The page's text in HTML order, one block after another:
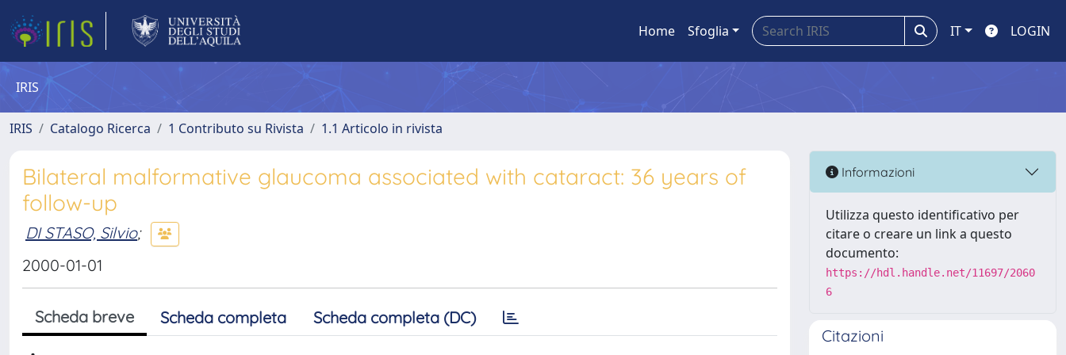
Home Sfoglia IT LOGIN
IRIS
IRIS Catalogo Ricerca 1 Contributo su Rivista 1.1 Articolo in rivista
Bilateral malformative glaucoma associated with cataract: 36 years of
follow-up
DI STASO, Silvio;
2000-01-01
Scheda breve Scheda completa Scheda completa (DC)
Informazioni
Utilizza questo identificativo per
citare o creare un link a questo
documento:
https://hdl.handle.net/11697/2060
6
Citazioni